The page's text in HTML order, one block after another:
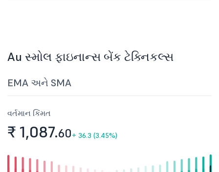
Au સ્મોલ ફાઇનાન્સ બેંક ટેક્નિકલ્સ
EMA અને SMA
વર્તમાન કિંમત
₹ 1,087.60+ 36.3 (3.45%)